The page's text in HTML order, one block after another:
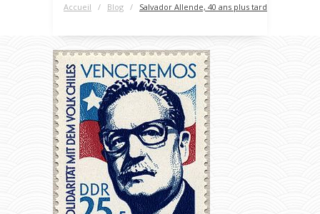
Accueil / Blog / Salvador Allende, 40 ans plus tard